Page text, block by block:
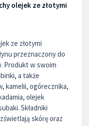
olejek ze złotymi
ze złotymi
przeznaczony do
Produkt w swoim
a także
kamelii, ogórecznika,
olejek
Składniki
skórę oraz